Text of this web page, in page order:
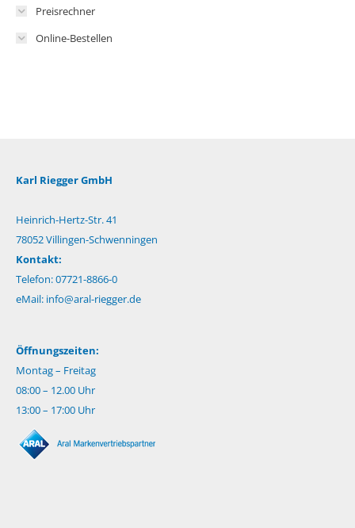
Preisrechner
Online-Bestellen
Karl Riegger GmbH
Heinrich-Hertz-Str. 41
78052 Villingen-Schwenningen
Kontakt:
Telefon: 07721-8866-0
eMail: info@aral-riegger.de
Öffnungszeiten:
Montag – Freitag
08:00 – 12.00 Uhr
13:00 – 17:00 Uhr